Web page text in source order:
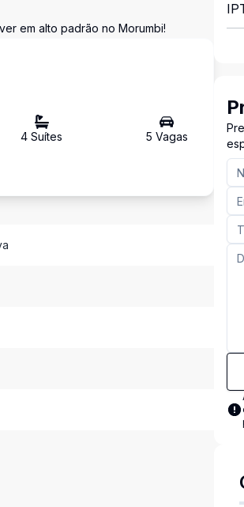
em alto padrão no Morumbi!
4 Suítes 5 Vagas